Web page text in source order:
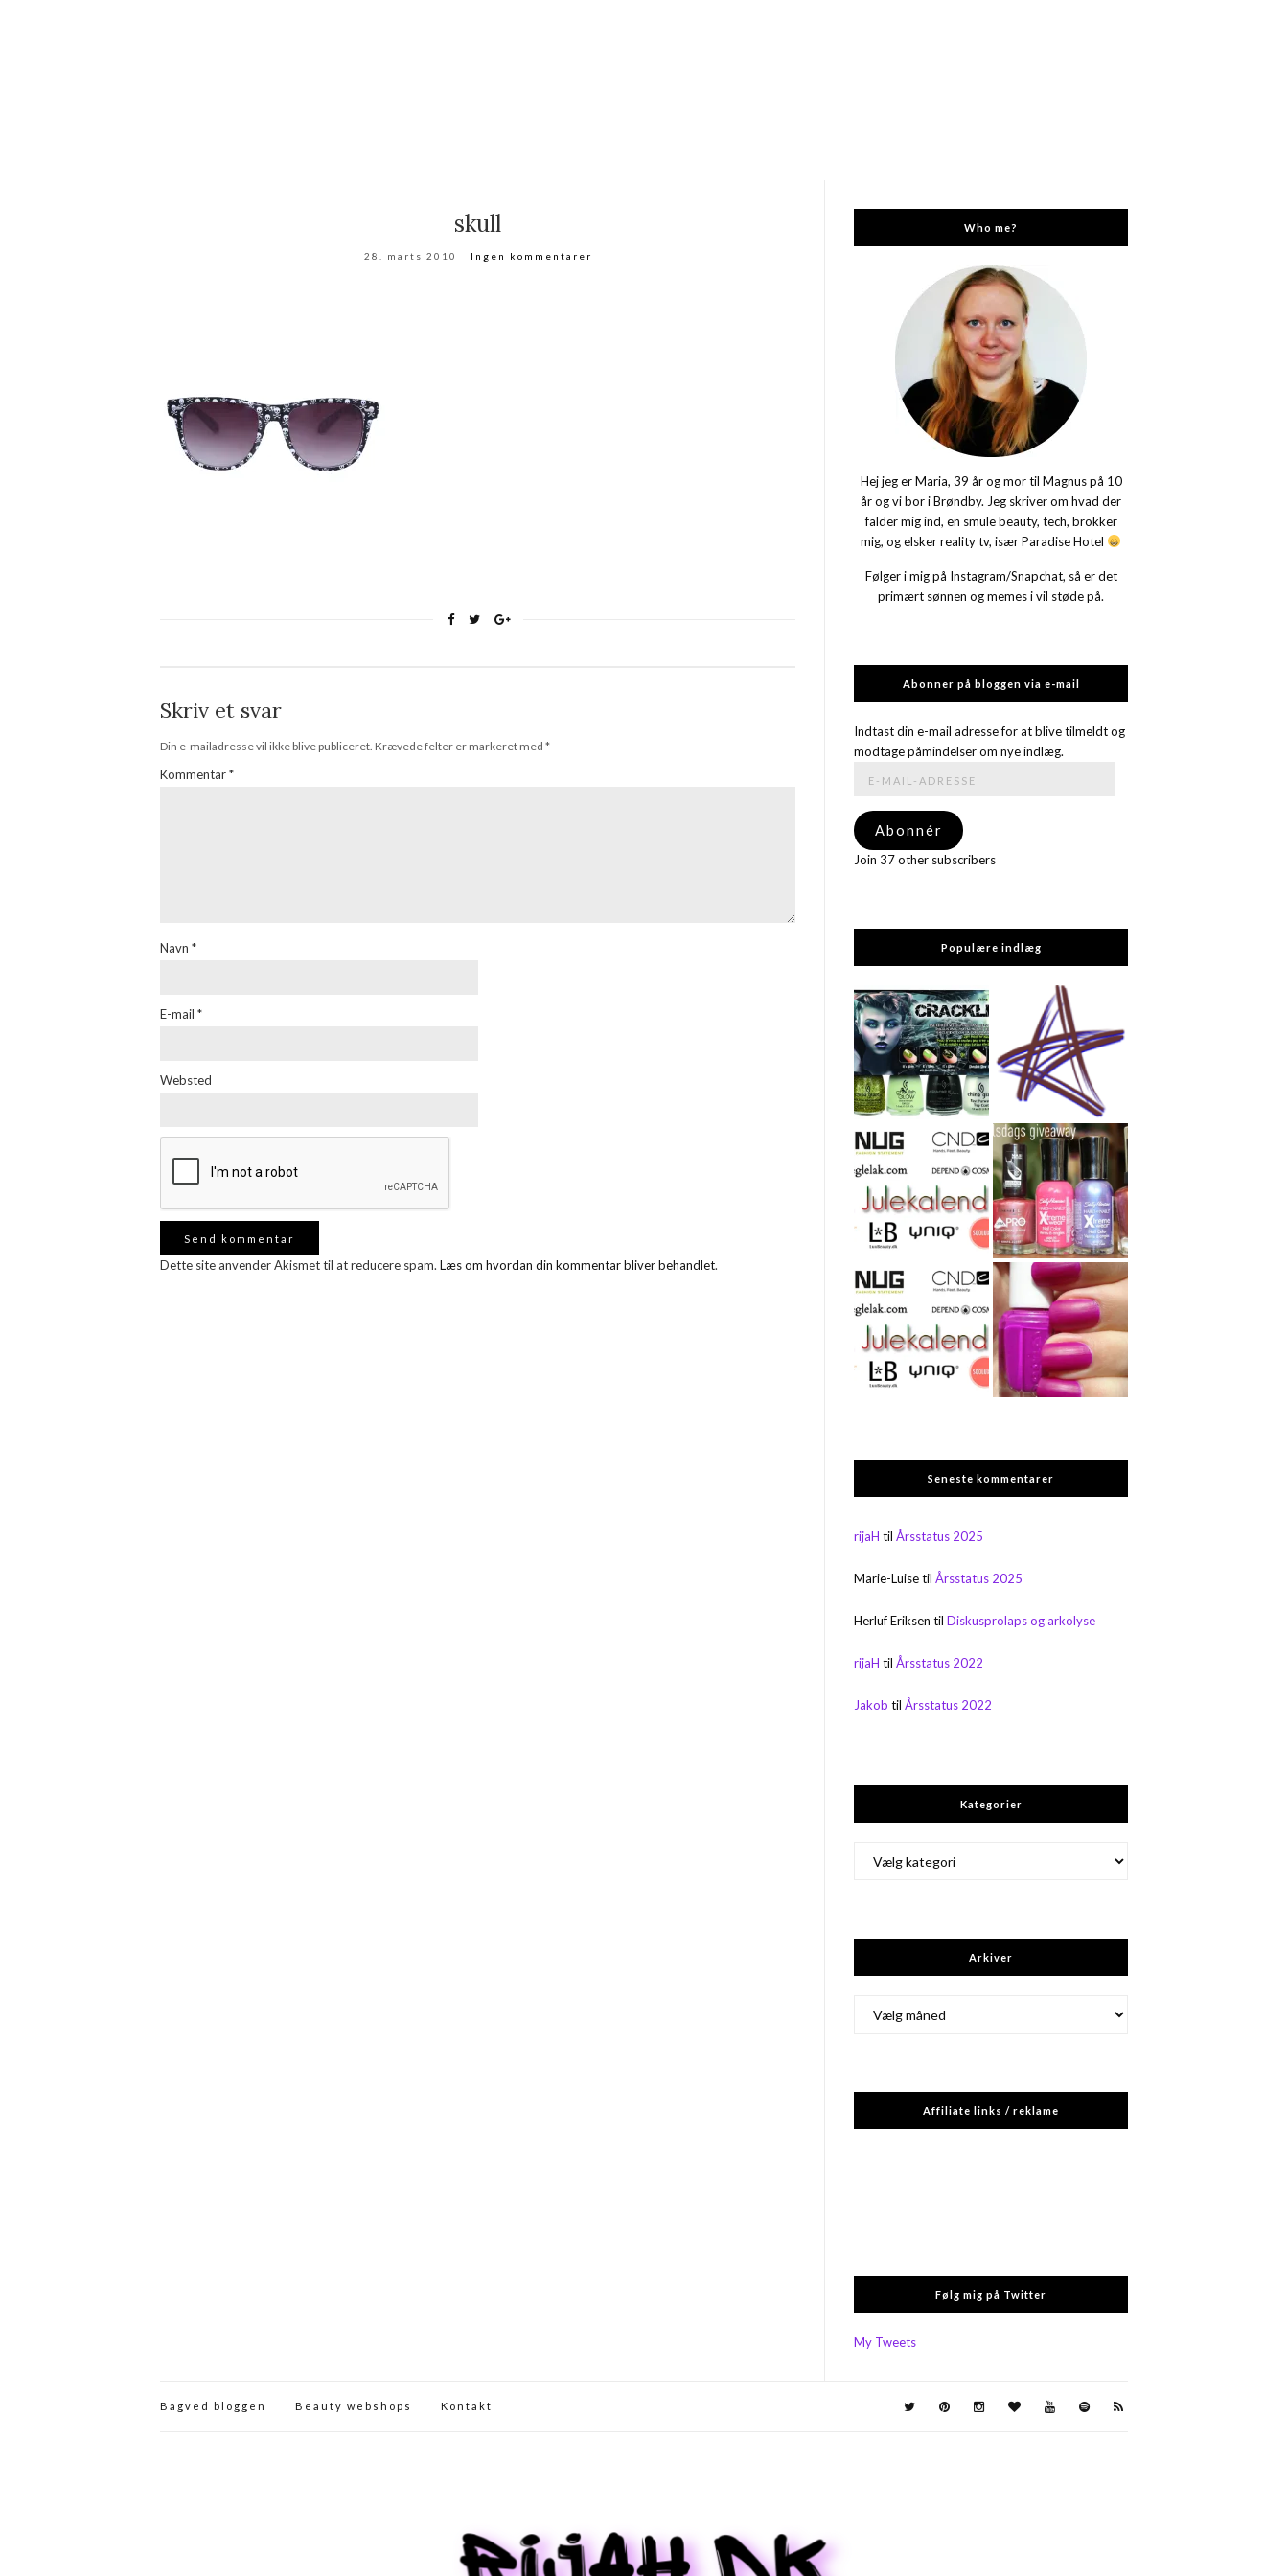
skull
28. marts 2010 Ingen kommentarer
Skriv et svar
Din e-mailadresse vil ikke blive publiceret. Krævede felter er markeret med *
Kommentar*
Navn *
E-mail *
Websted
Dette site anvender Akismet til at reducere spam. Læs om hvordan din kommentar bliver behandlet.
Who me?
Hej jeg er Maria, 39 år og mor til Magnus på 10
år og vi bor i Brøndby. Jeg skriver om hvad der
falder mig ind, en smule beauty, tech, brokker
mig, og elsker reality tv, især Paradise Hotel
Følger i mig på Instagram/Snapchat, så er det
primært sønnen og memes i vil støde på.
Abonner på bloggen via e-mail
Indtast din e-mail adresse for at blive tilmeldt og
modtage påmindelser om nye indlæg.
adresse
Abonnér
Join 37 other subscribers
Populære indlæg
Seneste kommentarer
rijaH tilÅrsstatus 2025
Marie-LuisetilÅrsstatus 2025
Herluf Eriksen tilDiskusprolaps og arkolyse
rijaH tilÅrsstatus 2022
Jakob tilÅrsstatus 2022
Kategorier
Arkiver
Affiliate links / reklame
Følg mig på Twitter
My Tweets
Bagved bloggen Beauty webshops Kontakt